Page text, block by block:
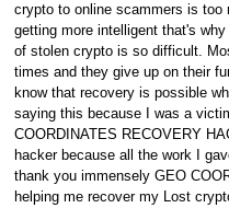
crypto to online scammers is
getting more intelligent that's
of stolen crypto is so difficult.
times and they give up on their
know that recovery is possible
saying this because I was a
COORDINATES RECOVERY
hacker because all the work I
thank you immensely GEO
helping me recover my Lost